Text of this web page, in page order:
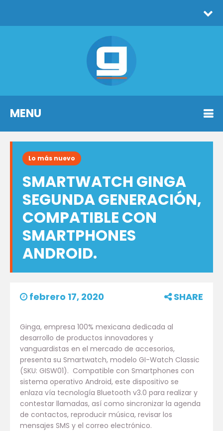
MENU
Lo más nuevo
SMARTWATCH GINGA
SEGUNDA GENERACIÓN,
COMPATIBLE CON
SMARTPHONES
ANDROID.
febrero 17, 2020 SHARE
Ginga, empresa 100% mexicana dedicada al
desarrollo de productos innovadores y
vanguardistas en el mercado de accesorios,
presenta su Smartwatch, modelo GI-Watch Classic
(SKU: GISW01). Compatible con Smartphones con
sistema operativo Android, este dispositivo se
enlaza vía tecnología Bluetooth v3.0 para realizar y
contestar llamadas, así como sincronizar la agenda
de contactos, reproducir música, revisar los
mensajes SMS y el correo electrónico.